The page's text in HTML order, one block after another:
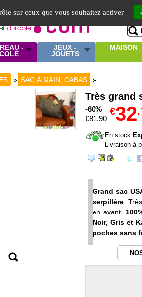
sur ceux que vous souhaitez activer
-
JEUX -
JOUETS
MAISON
» SAC À MAIN, CABAS »
Très grand
-60%
€81.90
€32
En stock
Livraison à
Grand sac
serpillère .
en avant.
Noir, Gris et
poches sans